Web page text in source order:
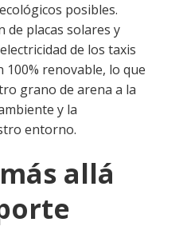
posibles.
de placas solares y
de los taxis
renovable, lo que
grano de arena a la
y la
entorno.
allá